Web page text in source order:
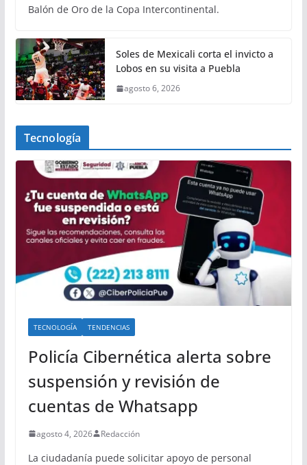
Balón de Oro de la Copa Intercontinental.
Soles de Mexicali corta el invicto a
Lobos en su visita a Puebla
agosto 6, 2026
Tecnología
TECNOLOGÍA TENDENCIAS
Policía Cibernética alerta sobre
suspensión y revisión de
cuentas de Whatsapp
agosto 4, 2026 Redacción
La ciudadanía puede solicitar apoyo de personal